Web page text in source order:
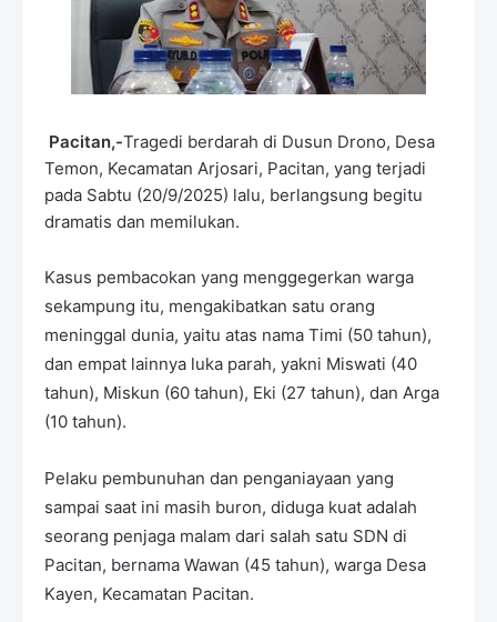
Pacitan,-Tragedi berdarah di Dusun Drono, Desa
Temon, Kecamatan Arjosari, Pacitan, yang terjadi
pada Sabtu (20/9/2025) lalu, berlangsung begitu
dramatis dan memilukan.
Kasus pembacokan yang menggegerkan warga
sekampung itu, mengakibatkan satu orang
meninggal dunia, yaitu atas nama Timi (50 tahun),
dan empat lainnya luka parah, yakni Miswati (40
tahun), Miskun (60 tahun), Eki (27 tahun), dan Arga
(10 tahun).
Pelaku pembunuhan dan penganiayaan yang
sampai saat ini masih buron, diduga kuat adalah
seorang penjaga malam dari salah satu SDN di
Pacitan, bernama Wawan (45 tahun), warga Desa
Kayen, Kecamatan Pacitan.
n
D
e
s
i
W
i
t
h
S
h
r
o
f
e
m
p
a